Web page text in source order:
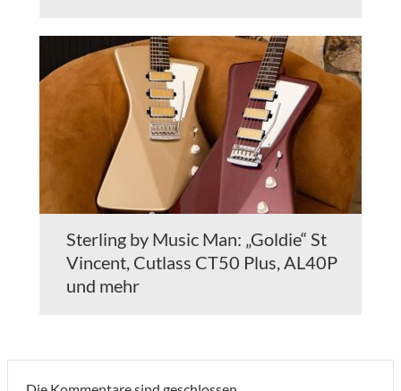
Sterling by Music Man: „Goldie“ St
Vincent, Cutlass CT50 Plus, AL40P
und mehr